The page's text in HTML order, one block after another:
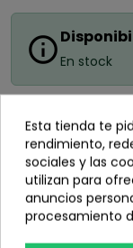
info_outlineEn stock
share Compartir
Esta tienda te
rendimiento,
sociales y las
utilizan para
anuncios
procesamiento